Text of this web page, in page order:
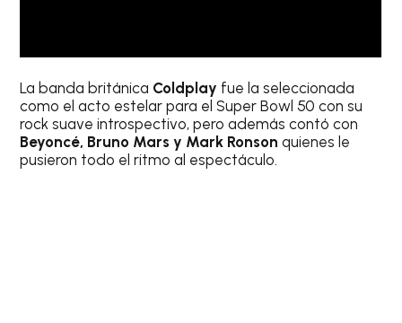
La banda británica Coldplay fue la seleccionada
como el acto estelar para el Super Bowl 50 con su
rock suave introspectivo, pero además contó con
Beyoncé, Bruno Mars y Mark Ronson quienes le
pusieron todo el ritmo al espectáculo.